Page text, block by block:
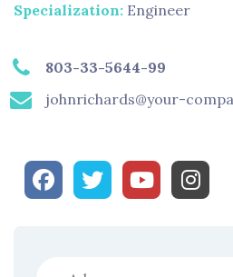
Specialization: Engineer
803-33-5644-99
johnrichards@your-